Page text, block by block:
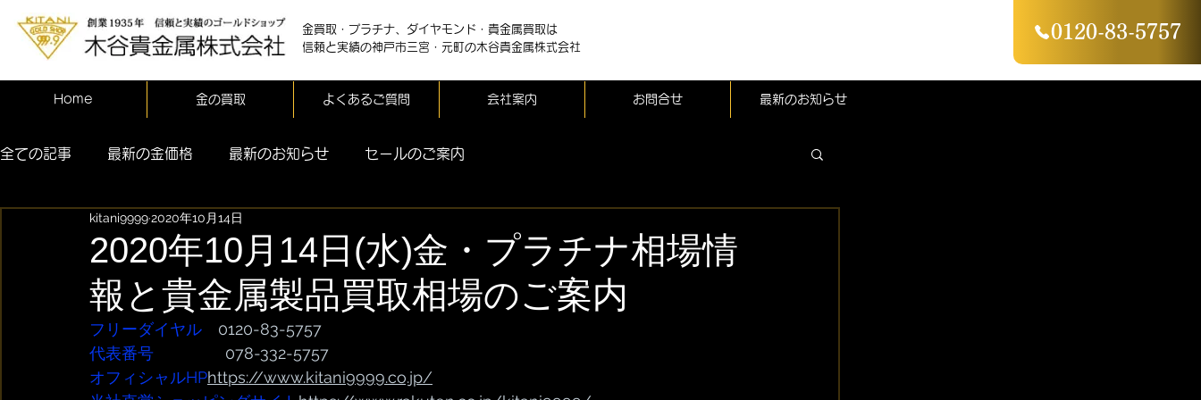
0120-83-5757
金買取・プラチナ、ダイヤモンド・貴金属買取は
信頼と実績の神戸市三宮・元町の木谷貴金属株式会社
Home 金の買取 よくあるご質問 会社案内 お問合せ 最新のお知らせ
全ての記事 最新の金価格 最新のお知らせ セールのご案内
2020年10月14日(水)金・プラチナ相場情
報と貴金属製品買取相場のご案内
kitani99992020年10月14日
フリーダイヤル 0120-83-5757
代表番号
              078-332-5757
オフィシャルHPhttps://www.kitani9999.co.jp/